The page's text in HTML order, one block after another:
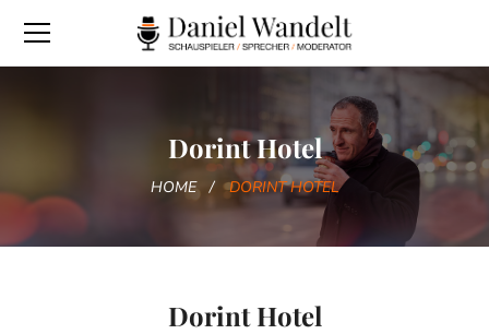
Dorint Hotel
HOME DORINT HOTEL
Dorint Hotel